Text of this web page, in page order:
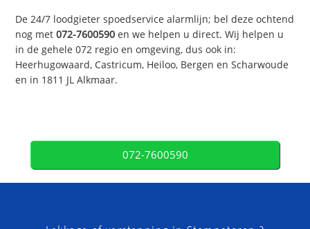
De 24/7 loodgieter spoedservice alarmlijn; bel deze ochtend
nog met072-7600590 en we helpen u direct. Wij helpen u
in de gehele 072 regio en omgeving, dus ook in:
Heerhugowaard, Castricum, Heiloo, Bergen en Scharwoude
en in 1811 JL Alkmaar.
072-7600590